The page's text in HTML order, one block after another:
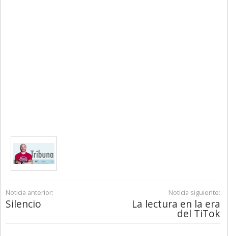
Noticia anterior:
Silencio
Noticia siguiente:
La lectura en la era
del TiTok